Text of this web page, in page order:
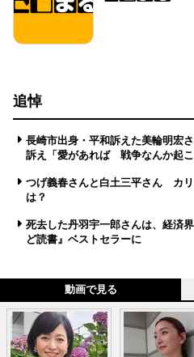
追悼
長崎市出身・平和訴えた美輪明宏
訴え「愛があれば 戦争なんか起こ
つげ義春さんと白土三平さん カ
は？
死去した丹羽宇一郎さんは、経済
ど読書』ベストセラーに
動画で見る